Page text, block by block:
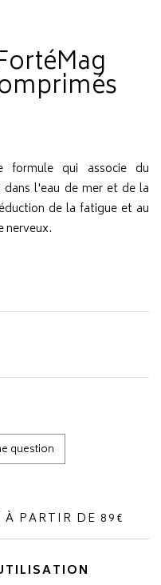
formule qui associe du
l'eau de mer et de la
de la fatigue et au
nerveux.
question
À PARTIR DE 89€